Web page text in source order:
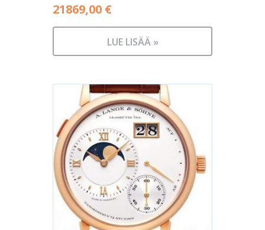
21869,00 €
LUE LISÄÄ »